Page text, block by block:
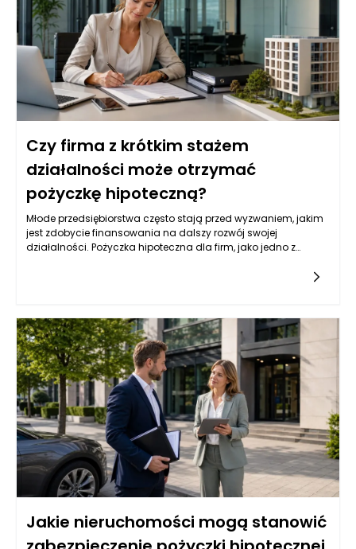
Czy firma z krótkim stażem
działalności może otrzymać
pożyczkę hipoteczną?
Młode przedsiębiorstwa często stają przed wyzwaniem, jakim
jest zdobycie finansowania na dalszy rozwój swojej
działalności. Pożyczka hipoteczna dla firm, jako jedno z
powinni zatem zrozumieć, jakie czynniki wpływają na decyzję
banków i instytucji pożyczkowych w kontekście udzielania
pożyczek hipotecznych.
Jakie nieruchomości mogą stanowić